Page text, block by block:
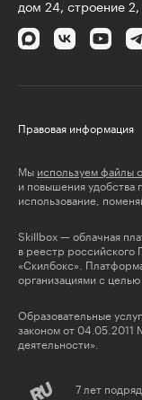
дом 24, строение
Правовая информация
Мы используем файлы
и повышения удобства
использование,
Skillbox — облачная
в реестр
«Скилбокс».
организациями с целью
Образовательные
законом от 04.05.2011
деятельности».
7 лет